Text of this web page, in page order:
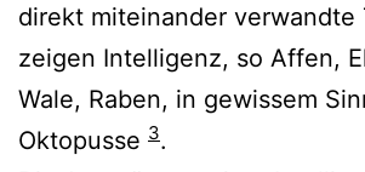
direkt miteinander verwandte
zeigen Intelligenz, so Affen,
Wale, Raben, in gewissem
Oktopusse 3.